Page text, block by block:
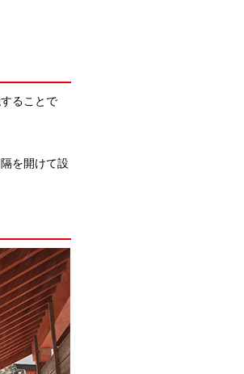
ることで
を開けて設